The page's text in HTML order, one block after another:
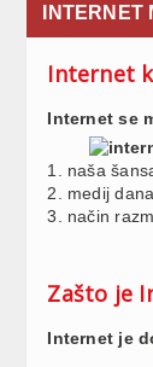
Internet
Internet se
1. naša
2. medij
3. način
Zašto je
Internet je